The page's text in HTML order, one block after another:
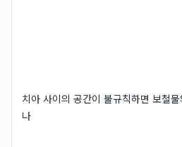
치아 사이의 공간이 불규칙하면 보철
나